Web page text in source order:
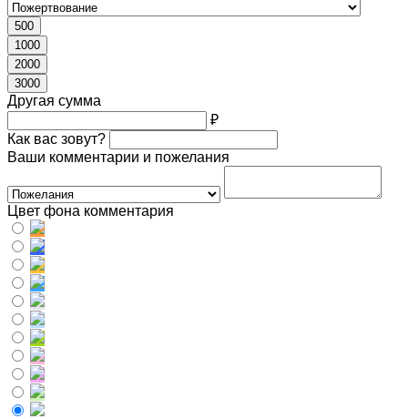
500
1000
2000
3000
Другая сумма
₽
Как вас зовут?
Ваши комментарии и пожелания
Цвет фона комментария